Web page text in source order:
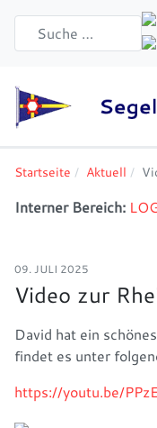
Startseite Aktuell
Interner Bereich:
09. JULI 2025
Video zur
David hat ein
findet es unter
https://youtu.be/